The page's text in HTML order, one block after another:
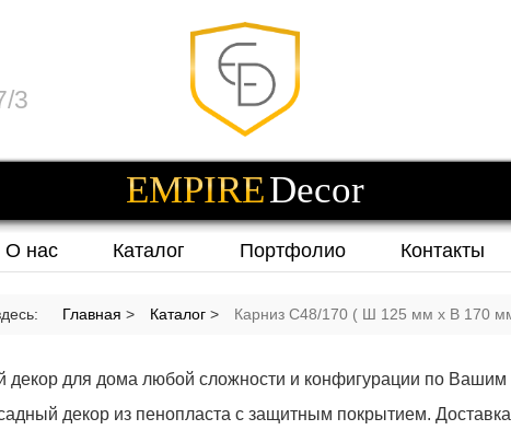
3
EMPIREDecor
О нас Каталог Портфолио Контакты
Главная > Каталог > Карниз С48/170 ( Ш 125 мм х В 170
для дома любой сложности и конфигурации по Вашим
декор из пенопласта с защитным покрытием.